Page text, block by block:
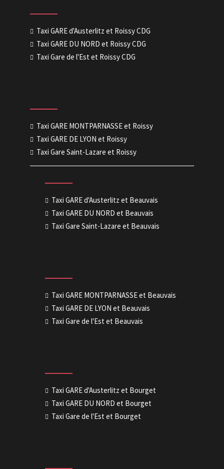
Taxi GARE d'Austerlitz et Roissy CDG
Taxi GARE DU NORD et Roissy CDG
Taxi Gare de l'Est et Roissy CDG
Taxi GARE MONTPARNASSE et Roissy
Taxi GARE DE LYON et Roissy
Taxi Gare Saint-Lazare et Roissy
Taxi GARE d'Austerlitz et Beauvais
Taxi GARE DU NORD et Beauvais
Taxi Gare Saint-Lazare et Beauvais
Taxi GARE MONTPARNASSE et Beauvais
Taxi GARE DE LYON et Beauvais
Taxi Gare de l'Est et Beauvais
Taxi GARE d'Austerlitz et Bourget
Taxi GARE DU NORD et Bourget
Taxi Gare de l'Est et Bourget